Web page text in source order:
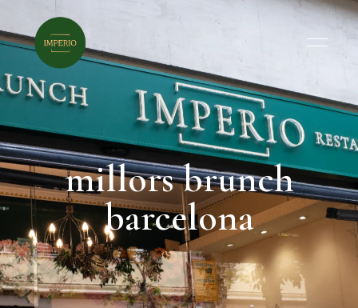
millors brunch
barcelona